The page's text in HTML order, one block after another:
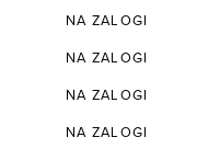
NA ZALOGI
NA ZALOGI
NA ZALOGI
NA ZALOGI